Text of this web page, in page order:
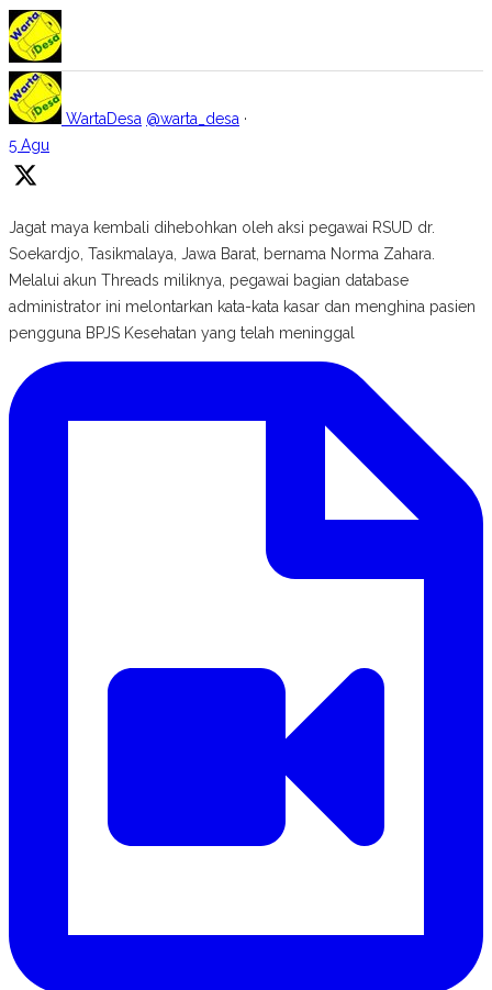
WartaDesa @warta_desa ·
5 Agu
Jagat maya kembali dihebohkan oleh aksi pegawai RSUD dr.
Soekardjo, Tasikmalaya, Jawa Barat, bernama Norma Zahara.
Melalui akun Threads miliknya, pegawai bagian database
administrator ini melontarkan kata-kata kasar dan menghina pasien
pengguna BPJS Kesehatan yang telah meninggal